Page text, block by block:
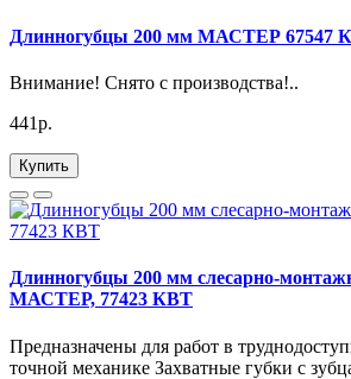
Длинногубцы 200 мм МАСТЕР 67547
Внимание! Снято с производства!..
441р.
Купить
Длинногубцы 200 мм слесарно-
МАСТЕР, 77423 КВТ
Предназначены для работ в
точной механике Захватные губки с